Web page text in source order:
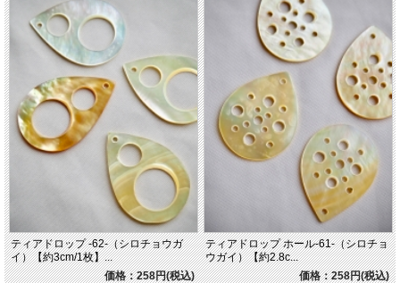
ティアドロップ -62-（シロチョウガ
イ）【約3cm/1枚】...
価格：258円(税込)
ティアドロップ ホール-61-（シロチョ
ウガイ）【約2.8c...
価格：258円(税込)